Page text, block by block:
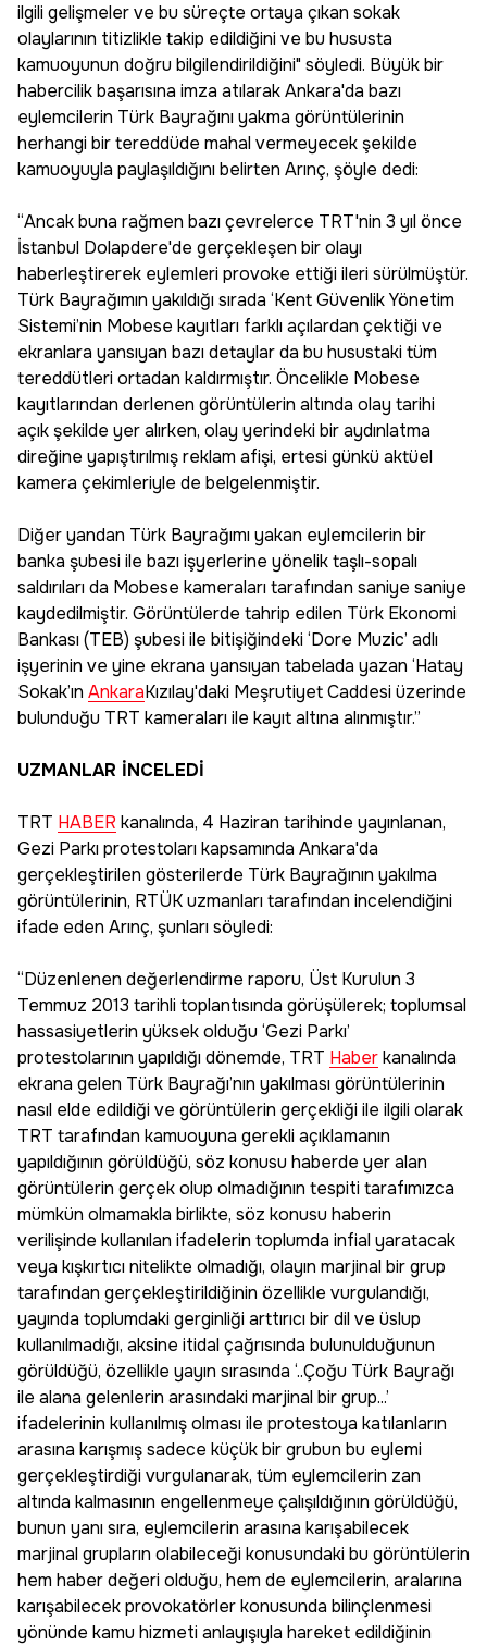
ilgili gelişmeler ve bu süreçte ortaya çıkan sokak
olaylarının titizlikle takip edildiğini ve bu hususta
kamuoyunun doğru bilgilendirildiğini" söyledi. Büyük bir
habercilik başarısına imza atılarak Ankara'da bazı
eylemcilerin Türk Bayrağını yakma görüntülerinin
herhangi bir tereddüde mahal vermeyecek şekilde
kamuoyuyla paylaşıldığını belirten Arınç, şöyle dedi:
“Ancak buna rağmen bazı çevrelerce TRT'nin 3 yıl önce
İstanbul Dolapdere'de gerçekleşen bir olayı
haberleştirerek eylemleri provoke ettiği ileri sürülmüştür.
Türk Bayrağımın yakıldığı sırada ‘Kent Güvenlik Yönetim
Sistemi’nin Mobese kayıtları farklı açılardan çektiği ve
ekranlara yansıyan bazı detaylar da bu husustaki tüm
tereddütleri ortadan kaldırmıştır. Öncelikle Mobese
kayıtlarından derlenen görüntülerin altında olay tarihi
açık şekilde yer alırken, olay yerindeki bir aydınlatma
direğine yapıştırılmış reklam afişi, ertesi günkü aktüel
kamera çekimleriyle de belgelenmiştir.
Diğer yandan Türk Bayrağımı yakan eylemcilerin bir
banka şubesi ile bazı işyerlerine yönelik taşlı-sopalı
saldırıları da Mobese kameraları tarafından saniye saniye
kaydedilmiştir. Görüntülerde tahrip edilen Türk Ekonomi
Bankası (TEB) şubesi ile bitişiğindeki ‘Dore Muzic’ adlı
işyerinin ve yine ekrana yansıyan tabelada yazan ‘Hatay
Sokak’ın AnkaraKızılay'daki Meşrutiyet Caddesi üzerinde
bulunduğu TRT kameraları ile kayıt altına alınmıştır.”
UZMANLAR İNCELEDİ
TRT HABER kanalında, 4 Haziran tarihinde yayınlanan,
Gezi Parkı protestoları kapsamında Ankara'da
gerçekleştirilen gösterilerde Türk Bayrağının yakılma
görüntülerinin, RTÜK uzmanları tarafından incelendiğini
ifade eden Arınç, şunları söyledi:
“Düzenlenen değerlendirme raporu, Üst Kurulun 3
Temmuz 2013 tarihli toplantısında görüşülerek; toplumsal
hassasiyetlerin yüksek olduğu ‘Gezi Parkı’
protestolarının yapıldığı dönemde, TRT Haberkanalında
ekrana gelen Türk Bayrağı’nın yakılması görüntülerinin
nasıl elde edildiği ve görüntülerin gerçekliği ile ilgili olarak
TRT tarafından kamuoyuna gerekli açıklamanın
yapıldığının görüldüğü, söz konusu haberde yer alan
görüntülerin gerçek olup olmadığının tespiti tarafımızca
mümkün olmamakla birlikte, söz konusu haberin
verilişinde kullanılan ifadelerin toplumda infial yaratacak
veya kışkırtıcı nitelikte olmadığı, olayın marjinal bir grup
tarafından gerçekleştirildiğinin özellikle vurgulandığı,
yayında toplumdaki gerginliği arttırıcı bir dil ve üslup
kullanılmadığı, aksine itidal çağrısında bulunulduğunun
görüldüğü, özellikle yayın sırasında ‘..Çoğu Türk Bayrağı
ile alana gelenlerin arasındaki marjinal bir grup...’
ifadelerinin kullanılmış olması ile protestoya katılanların
arasına karışmış sadece küçük bir grubun bu eylemi
gerçekleştirdiği vurgulanarak, tüm eylemcilerin zan
altında kalmasının engellenmeye çalışıldığının görüldüğü,
bunun yanı sıra, eylemcilerin arasına karışabilecek
marjinal grupların olabileceği konusundaki bu görüntülerin
hem haber değeri olduğu, hem de eylemcilerin, aralarına
karışabilecek provokatörler konusunda bilinçlenmesi
yönünde kamu hizmeti anlayışıyla hareket edildiğinin